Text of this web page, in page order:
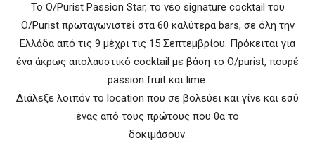
Το O/Purist Passion Star, το νέο signature cocktail του
O/Purist πρωταγωνιστεί στα 60 καλύτερα bars, σε όλη την
Ελλάδα από τις 9 μέχρι τις 15 Σεπτεμβρίου. Πρόκειται για
ένα άκρως απολαυστικό cocktail με βάση το Ο/purist, πουρέ
passion fruit και lime.
Διάλεξε λοιπόν το location που σε βολεύει και γίνε και εσύ
ένας από τους πρώτους που θα το
δοκιμάσουν.